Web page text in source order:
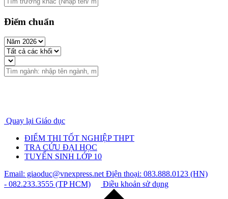
Điểm chuẩn
Quay lại Giáo dục
ĐIỂM THI TỐT NGHIỆP THPT
TRA CỨU ĐẠI HỌC
TUYỂN SINH LỚP 10
Email: giaoduc@vnexpress.net Điện thoại: 083.888.0123 (HN)
- 082.233.3555 (TP HCM)
Điều khoản sử dụng